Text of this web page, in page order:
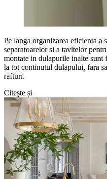
Pe langa organizarea eficienta a
separatoarelor si a tavitelor
montate in dulapurile inalte sunt
la tot continutul dulapului, fara
rafturi.
Citește și